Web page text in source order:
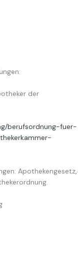
der
berufsordnung-fuer-
Apothekengesetz,